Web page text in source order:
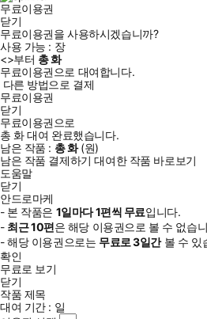
무료이용권
닫기
무료이용권을 사용하시겠습니까?
사용 가능 : 장
<>부터 총화
무료이용권으로 대여합니다.
다른 방법으로 결제
무료이용권
닫기
무료이용권으로
총 화대여 완료했습니다.
남은 작품 : 총화(원)
남은 작품 결제하기 대여한 작품 바로보기
도움말
닫기
안드로마케
- 본 작품은 1일마다1편씩 무료입니다.
- 최근10편은 해당 이용권으로 볼 수 없습
- 해당 이용권으로는 무료로3일간볼 수 있
확인
무료로 보기
닫기
작품 제목
대여 기간 : 일